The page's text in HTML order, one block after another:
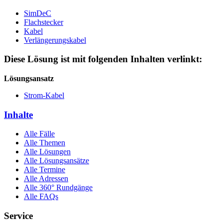
SimDeC
Flachstecker
Kabel
Verlängerungskabel
Diese Lösung ist mit folgenden Inhalten verlinkt:
Lösungsansatz
Strom-Kabel
Inhalte
Alle Fälle
Alle Themen
Alle Lösungen
Alle Lösungsansätze
Alle Termine
Alle Adressen
Alle 360° Rundgänge
Alle FAQs
Service